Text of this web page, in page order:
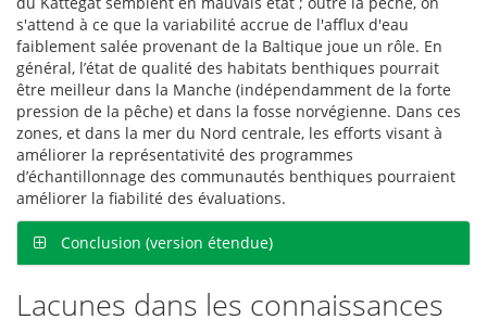
s'attend à ce que la variabilité accrue de l'afflux d'eau
faiblement salée provenant de la Baltique joue un rôle. En
général, l’état de qualité des habitats benthiques pourrait
être meilleur dans la Manche (indépendamment de la forte
pression de la pêche) et dans la fosse norvégienne. Dans ces
zones, et dans la mer du Nord centrale, les efforts visant à
améliorer la représentativité des programmes
d’échantillonnage des communautés benthiques pourraient
améliorer la fiabilité des évaluations.
Conclusion (version étendue)
Lacunes dans les connaissances